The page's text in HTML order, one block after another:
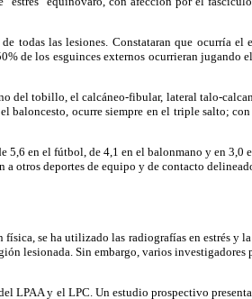
las lesiones. Constataran que ocurría
de los esguinces externos ocurrieran jugando
tobillo, el calcáneo-fibular, lateral talo-
baloncesto, ocurre siempre en el triple salto;
en el fútbol, de 4,1 en el balonmano y en
otros deportes de equipo y de contacto
se ha utilizado las radiografías en estrés y
lesionada. Sin embargo, varios
y el LPC. Un estudio prospectivo